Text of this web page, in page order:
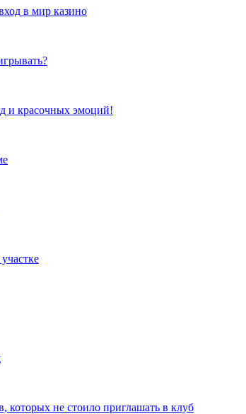
в мир казино
и красочных эмоций!
которых не стоило приглашать в клуб